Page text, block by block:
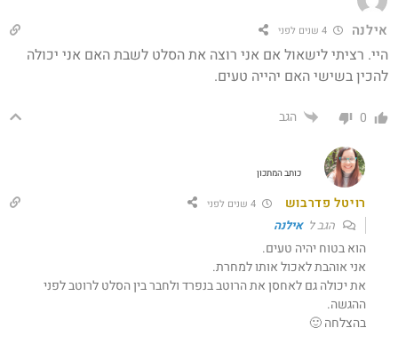
אילנה 4 שנים לפני
היי. רציתי לישאול אם אני רוצה את הסלט לשבת האם אני יכולה
להכין בשישי האם יהייה טעים.
0 הגב
כותב המתכון
רויטל פדרבוש 4 שנים לפני
הגב לאילנה
הוא בטוח יהיה טעים.
אני אוהבת לאכול אותו למחרת.
את יכולה גם לאחסן את הרוטב בנפרד ולחבר בין הסלט לרוטב לפני
ההגשה.
בהצלחה 🙂